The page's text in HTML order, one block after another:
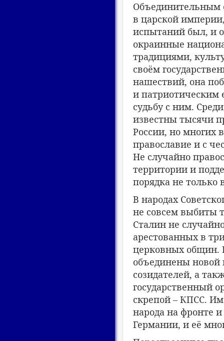
Объединительным
в царской
испытаний был, и
окраинные
традициями,
своём
нашествий, она
и патриотическим
судьбу с ним.
известны тысячи
России, но многих
православие и с
Не случайно
территории и
порядка не только
В народах
не совсем выбиты
Сталин не
арестованных в
церковных общин.
объединены новой
созидателей, а
государственный
скрепой – КПСС.
народа на фронте
Германии, и её